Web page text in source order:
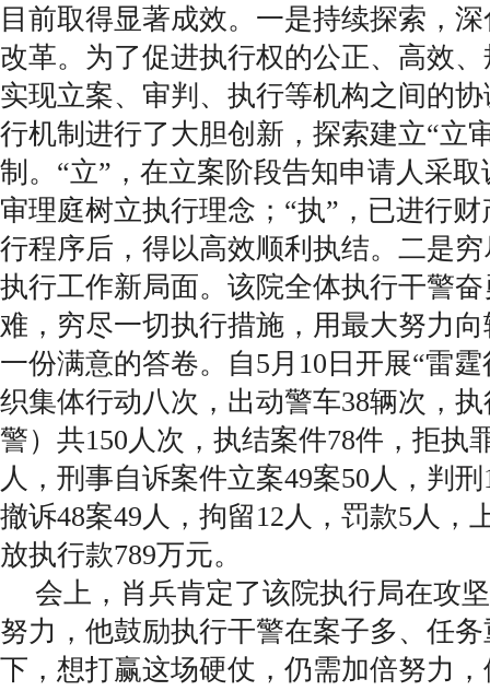
目前取得显著成效。一是持续探索，
改革。为了促进执行权的公正、高效
实现立案、审判、执行等机构之间的
行机制进行了大胆创新，探索建立“立
制。“立”，在立案阶段告知申请人采
审理庭树立执行理念；“执”，已进行
行程序后，得以高效顺利执结。二是
执行工作新局面。该院全体执行干警
难，穷尽一切执行措施，用最大努力
一份满意的答卷。自5月10日开展“雷
织集体行动八次，出动警车38辆次，
警）共150人次，执结案件78件，拒执
人，刑事自诉案件立案49案50人，判
撤诉48案49人，拘留12人，罚款5人，
放执行款789万元。
会上，肖兵肯定了该院执行局在攻
努力，他鼓励执行干警在案子多、任
下，想打赢这场硬仗，仍需加倍努力